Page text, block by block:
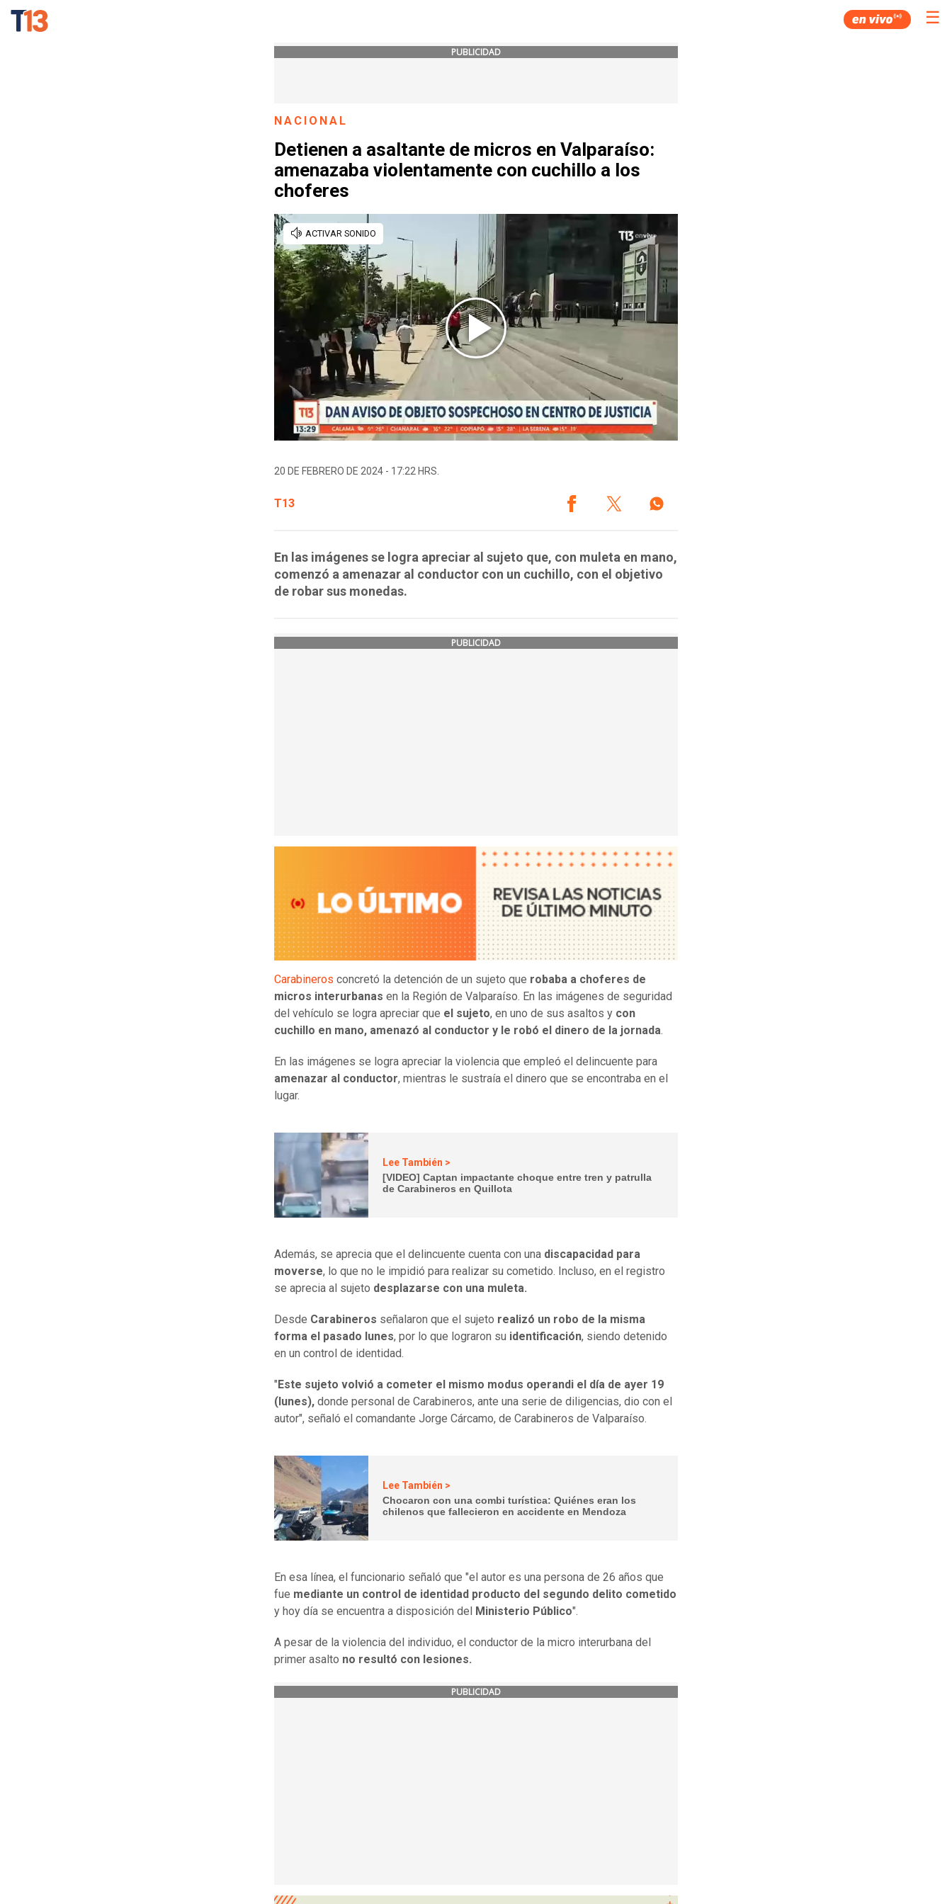
☰
PUBLICIDAD
NACIONAL
Detienen a asaltante de micros en Valparaíso:
amenazaba violentamente con cuchillo a los
choferes
20 DE FEBRERO DE 2024 - 17:22 HRS.
T13
En las imágenes se logra apreciar al sujeto que, con muleta en mano,
comenzó a amenazar al conductor con un cuchillo, con el objetivo
de robar sus monedas.
PUBLICIDAD
Carabineros concretó la detención de un sujeto que robaba a choferes de
micros interurbanas en la Región de Valparaíso. En las imágenes de seguridad
del vehículo se logra apreciar que el sujeto, en uno de sus asaltos y con
cuchillo en mano, amenazó al conductor y le robó el dinero de la jornada.
En las imágenes se logra apreciar la violencia que empleó el delincuente para
amenazar al conductor, mientras le sustraía el dinero que se encontraba en el
lugar.
Lee También >
[VIDEO] Captan impactante choque entre tren y patrulla
de Carabineros en Quillota
Además, se aprecia que el delincuente cuenta con una discapacidad para
moverse, lo que no le impidió para realizar su cometido. Incluso, en el registro
se aprecia al sujeto desplazarse con una muleta.
Desde Carabineros señalaron que el sujeto realizó un robo de la misma
forma el pasado lunes, por lo que lograron su identificación, siendo detenido
en un control de identidad.
"Este sujeto volvió a cometer el mismo modus operandi el día de ayer 19
(lunes), donde personal de Carabineros, ante una serie de diligencias, dio con el
autor", señaló el comandante Jorge Cárcamo, de Carabineros de Valparaíso.
Lee También >
Chocaron con una combi turística: Quiénes eran los
chilenos que fallecieron en accidente en Mendoza
En esa línea, el funcionario señaló que "el autor es una persona de 26 años que
fue mediante un control de identidad producto del segundo delito cometido
y hoy día se encuentra a disposición del Ministerio Público".
A pesar de la violencia del individuo, el conductor de la micro interurbana del
primer asalto no resultó con lesiones.
PUBLICIDAD